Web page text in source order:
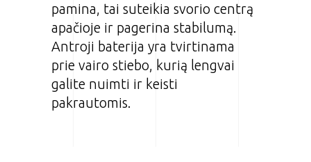
pamina, tai suteikia svorio centrą
apačioje ir pagerina stabilumą.
Antroji baterija yra tvirtinama
prie vairo stiebo, kurią lengvai
galite nuimti ir keisti
pakrautomis.